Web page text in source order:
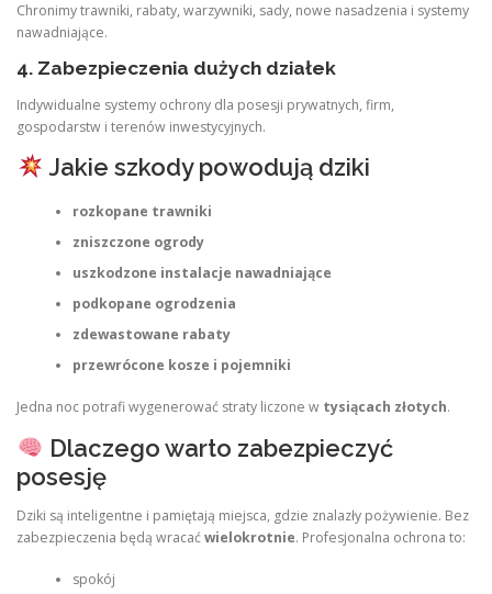
Chronimy trawniki, rabaty, warzywniki, sady, nowe nasadzenia i systemy
nawadniające.
4. Zabezpieczenia dużych działek
Indywidualne systemy ochrony dla posesji prywatnych, firm,
gospodarstw i terenów inwestycyjnych.
Jakie szkody powodują dziki
rozkopane trawniki
zniszczone ogrody
uszkodzone instalacje nawadniające
podkopane ogrodzenia
zdewastowane rabaty
przewrócone kosze i pojemniki
Jedna noc potrafi wygenerować straty liczone w tysiącach złotych.
Dlaczego warto zabezpieczyć
posesję
Dziki są inteligentne i pamiętają miejsca, gdzie znalazły pożywienie. Bez
zabezpieczenia będą wracaćwielokrotnie. Profesjonalna ochrona to:
spokój